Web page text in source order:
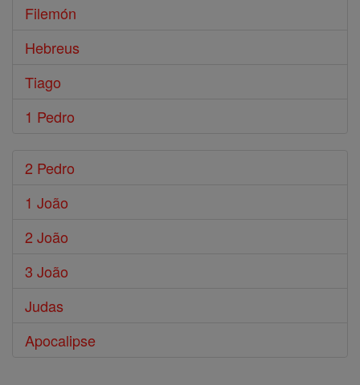
Filemón
Hebreus
Tiago
1 Pedro
2 Pedro
1 João
2 João
3 João
Judas
Apocalipse